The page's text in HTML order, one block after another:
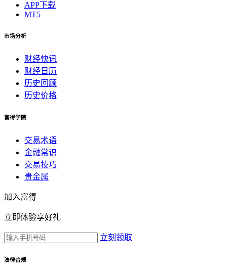
APP下载
MT5
市场分析
财经快讯
财经日历
历史回顾
历史价格
富得学院
交易术语
金融常识
交易技巧
贵金属
加入富得
立即体验享好礼
立刻领取
法律合规